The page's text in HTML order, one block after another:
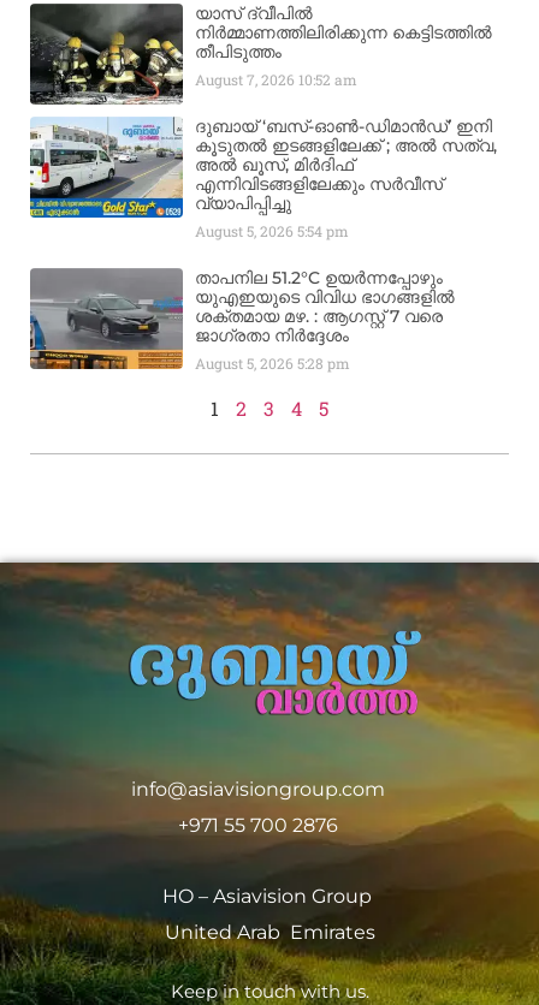
യാസ് ദ്വീപിൽ
നിർമ്മാണത്തിലിരിക്കുന്ന കെട്ടിടത്തിൽ
തീപിടുത്തം
August 7, 2026 10:52 am
ദുബായ് ‘ബസ്-ഓൺ-ഡിമാൻഡ്’ ഇനി
കൂടുതൽ ഇടങ്ങളിലേക്ക് ; അൽ സത്വ,
അൽ ഖൂസ്, മിർദിഫ്
എന്നിവിടങ്ങളിലേക്കും സർവീസ്
വ്യാപിപ്പിച്ചു
August 5, 20265:54 pm
താപനില 51.2°C ഉയർന്നപ്പോഴും
യുഎഇയുടെ വിവിധ ഭാഗങ്ങളിൽ
ശക്തമായ മഴ. : ആഗസ്റ്റ് 7 വരെ
ജാഗ്രതാ നിർദ്ദേശം
August 5, 20265:28 pm
1 2 3 4 5
info@asiavisiongroup.com
+971 55 700 2876
HO – Asiavision Group
United Arab Emirates
Keep in touch with us.